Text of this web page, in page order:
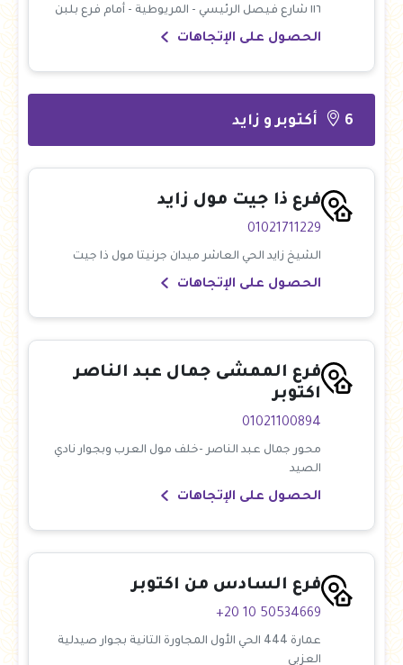
١١٦ شارع فيصل الرئيسي - المريوطية - أمام فرع بلبن
الحصول على الإتجاهات
6 أكتوبر و زايد
فرع ذا جيت مول زايد
01021711229
الشيخ زايد الحي العاشر ميدان جرنيتا مول ذا جيت
الحصول على الإتجاهات
فرع الممشى جمال عبد الناصر
اكتوبر
01021100894
محور جمال عبد الناصر -خلف مول العرب وبجوار نادي
الصيد
الحصول على الإتجاهات
فرع السادس من اكتوبر
+20 10 50534669
عمارة 444 الحي الأول المجاورة التانية بجوار صيدلية
العزبى